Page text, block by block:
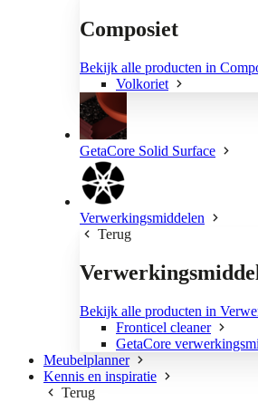
Composiet
Bekijk alle producten in
Volkoriet
GetaCore Solid Surface
Verwerkingsmiddelen
Terug
Bekijk alle producten in
Fronticel cleaner
GetaCore
Meubelplanner
Kennis en inspiratie
Terug